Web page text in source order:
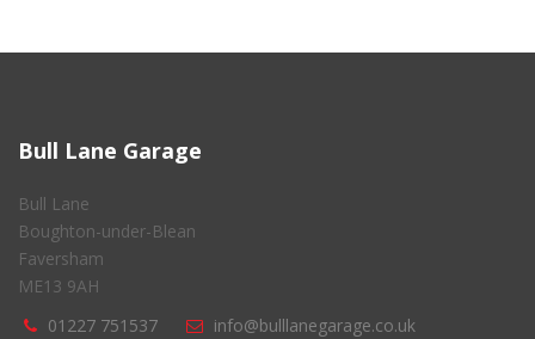
Bull Lane Garage
Bull Lane
Boughton-under-Blean
Faversham
ME13 9AH
01227 751537
info@bulllanegarage.co.uk